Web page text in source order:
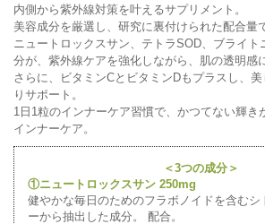
内側から紫外線対策を叶えるサプリメント。
美容成分を厳選し、研究に裏付けられた配合量
ニュートロックスサン、テトラSOD、ブライ
分が、紫外線ケアを強化しながら、肌の透明感
さらに、ビタミンCとビタミンDもプラスし、
りサポート。
1日1粒のインナーケア習慣で、かつてない輝き
インナーケア。
＜3つの成分＞
①ニュートロックスサン 250mg
健やかな毎日のためのフラボノイドを含むシ
ーから抽出した成分。 配合。